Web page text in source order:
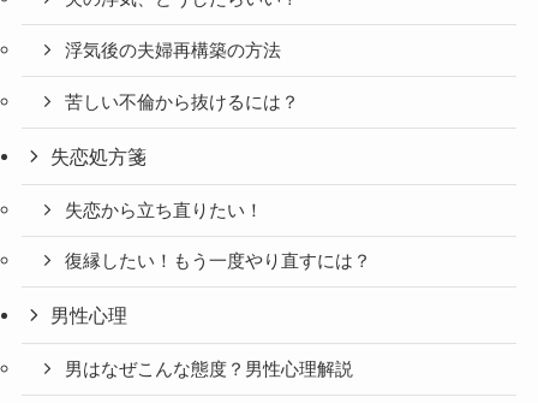
浮気後の夫婦再構築の方法
苦しい不倫から抜けるには？
失恋処方箋
失恋から立ち直りたい！
復縁したい！もう一度やり直すには？
男性心理
男はなぜこんな態度？男性心理解説